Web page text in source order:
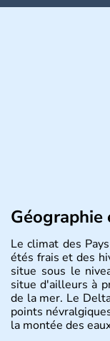
Le climat des
étés frais et des
situe sous le
situe d'ailleurs à
de la mer. Le
points
la montée des